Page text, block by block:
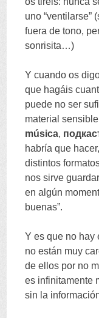
uno “ventilarse” (
fuera de tono,
sonrisita…)
Y cuando os
que hagáis
puede no ser
material sensible
música,
habría que hacer
distintos
nos sirve
en algún
buenas”.
Y es que no hay
no están muy
de ellos por no
es infinitamente
sin la